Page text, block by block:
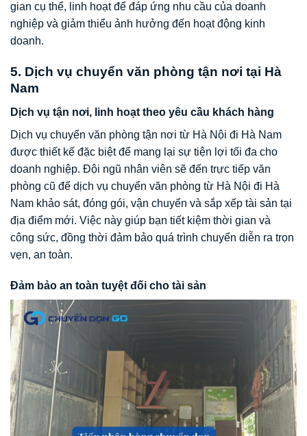
gian cụ thể, linh hoạt để đáp ứng nhu cầu của doanh
nghiệp và giảm thiểu ảnh hưởng đến hoạt động kinh
doanh.
5. Dịch vụ chuyển văn phòng tận nơi tại Hà
Nam
Dịch vụ tận nơi, linh hoạt theo yêu cầu khách hàng
Dịch vụ chuyển văn phòng tận nơi từ Hà Nội đi Hà Nam
được thiết kế đặc biệt để mang lại sự tiện lợi tối đa cho
doanh nghiệp. Đội ngũ nhân viên sẽ đến trực tiếp văn
phòng cũ để dịch vụ chuyển văn phòng từ Hà Nội đi Hà
Nam khảo sát, đóng gói, vận chuyển và sắp xếp tài sản tại
địa điểm mới. Việc này giúp bạn tiết kiệm thời gian và
công sức, đồng thời đảm bảo quá trình chuyển diễn ra trọn
vẹn, an toàn.
Đảm bảo an toàn tuyệt đối cho tài sản